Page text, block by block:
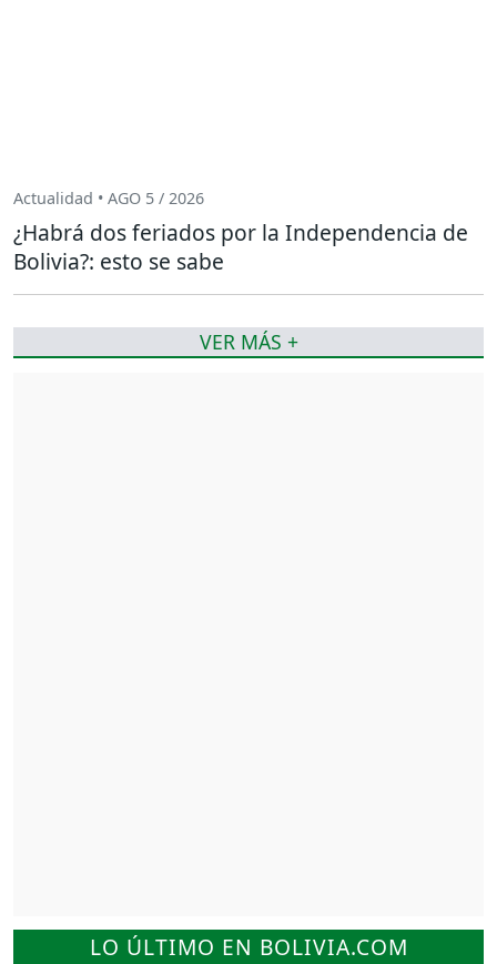
LO ÚLTIMO EN BOLIVIA.COM
Actualidad • AGO 5 / 2026
¿Habrá dos feriados por la Independencia de
Bolivia?: esto se sabe
VER MÁS +